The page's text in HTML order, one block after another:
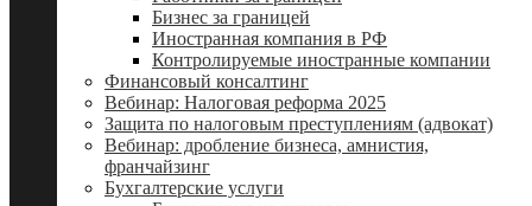
Бизнес за границей
Иностранная компания в РФ
Контролируемые иностранные компании
Финансовый консалтинг
Вебинар: Налоговая реформа 2025
Защита по налоговым преступлениям (адвокат)
Вебинар: дробление бизнеса, амнистия,
франчайзинг
Бухгалтерские услуги